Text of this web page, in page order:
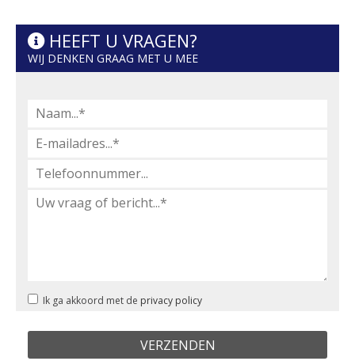
HEEFT U VRAGEN?
WIJ DENKEN GRAAG MET U MEE
Ik ga akkoord met de privacy policy